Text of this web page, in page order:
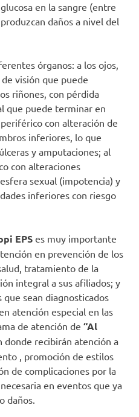
en la sangre (entre
daños a nivel del
órganos: a los ojos,
visión que puede
riñones, con pérdida
que puede terminar en
con alteración de
inferiores, lo que
y amputaciones; al
con alteraciones
sexual (impotencia) y
inferiores con riesgo
EPS es muy importante
en prevención de los
tratamiento de la
integral a sus afiliados; y
sean diagnosticados
atención especial en las
de atención de “Al
donde recibirán atención a
, promoción de estilos
de complicaciones por la
en eventos que ya
daños.